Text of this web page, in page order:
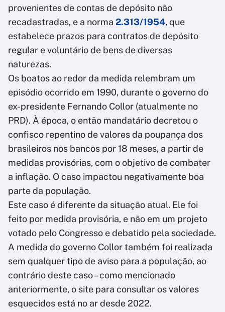
provenientes de contas de depósito não
recadastradas, e a norma 2.313/1954, que
estabelece prazos para contratos de depósito
regular e voluntário de bens de diversas
naturezas.
Os boatos ao redor da medida relembram um
episódio ocorrido em 1990, durante o governo do
ex-presidente Fernando Collor (atualmente no
PRD). À época, o então mandatário decretou o
confisco repentino de valores da poupança dos
brasileiros nos bancos por 18 meses, a partir de
medidas provisórias, com o objetivo de combater
a inflação. O caso impactou negativamente boa
parte da população.
Este caso é diferente da situação atual. Ele foi
feito por medida provisória, e não em um projeto
votado pelo Congresso e debatido pela sociedade.
A medida do governo Collor também foi realizada
sem qualquer tipo de aviso para a população, ao
contrário deste caso – como mencionado
anteriormente, o site para consultar os valores
esquecidos está no ar desde 2022.